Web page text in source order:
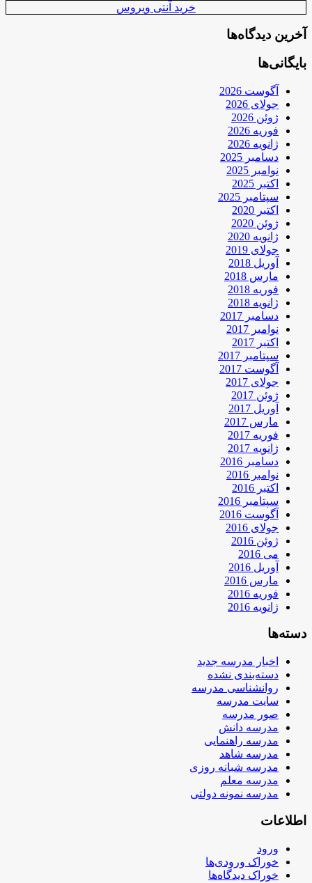
خرید آنتی ویروس
آخرین دیدگاه‌ها
بایگانی‌ها
آگوست 2026
جولای 2026
ژوئن 2026
فوریه 2026
ژانویه 2026
دسامبر 2025
نوامبر 2025
اکتبر 2025
سپتامبر 2025
اکتبر 2020
ژوئن 2020
ژانویه 2020
جولای 2019
آوریل 2018
مارس 2018
فوریه 2018
ژانویه 2018
دسامبر 2017
نوامبر 2017
اکتبر 2017
سپتامبر 2017
آگوست 2017
جولای 2017
ژوئن 2017
آوریل 2017
مارس 2017
فوریه 2017
ژانویه 2017
دسامبر 2016
نوامبر 2016
اکتبر 2016
سپتامبر 2016
آگوست 2016
جولای 2016
ژوئن 2016
می 2016
آوریل 2016
مارس 2016
فوریه 2016
ژانویه 2016
دسته‌ها
اخبار مدرسه جدید
دسته‌بندی نشده
روانشناسی مدرسه
سایت مدرسه
صور مدرسه
مدرسه دانش
مدرسه راهنمایی
مدرسه شاهد
مدرسه شبانه روزی
مدرسه معلم
مدرسه نمونه دولتی
اطلاعات
ورود
خوراک ورودی‌ها
خوراک دیدگاه‌ها